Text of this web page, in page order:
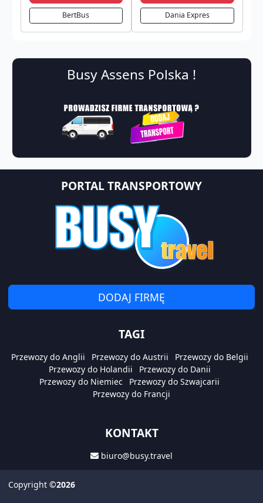
BertBus Dania Expres
Busy Assens Polska !
PORTAL TRANSPORTOWY
DODAJ FIRMĘ
TAGI
Przewozy do Anglii Przewozy do Austrii
Przewozy do Belgii
Przewozy do Holandii
Przewozy do Danii
Przewozy do Niemiec
Przewozy do Szwajcarii
Przewozy do Francji
KONTAKT
biuro@busy.travel
Copyright ©2026